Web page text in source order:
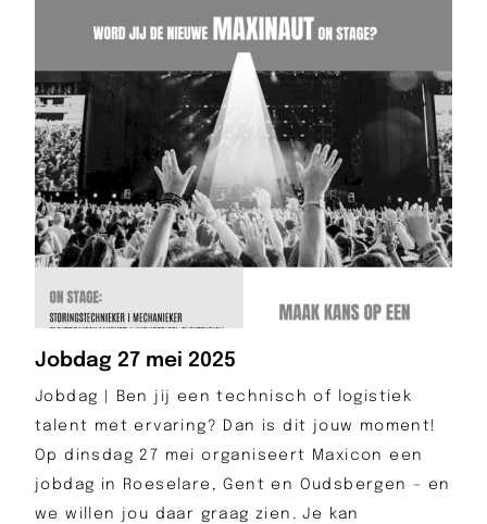
Jobdag 27 mei 2025
Jobdag | Ben jij een technisch of logistiek
talent met ervaring? Dan is dit jouw moment!
Op dinsdag 27 mei organiseert Maxicon een
jobdag in Roeselare, Gent en Oudsbergen – en
we willen jou daar graag zien. Je kan